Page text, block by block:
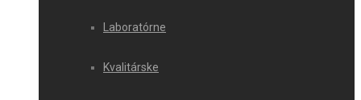
Laboratórne
Kvalitárske